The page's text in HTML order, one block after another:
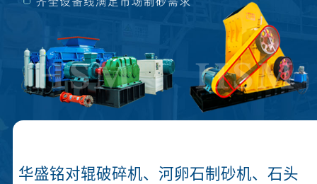
华盛铭对辊破碎机、河卵石制砂机、石头